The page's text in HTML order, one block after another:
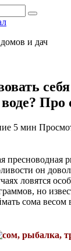
и дач
Про
5 мин
он
ловятся
но
сома весом